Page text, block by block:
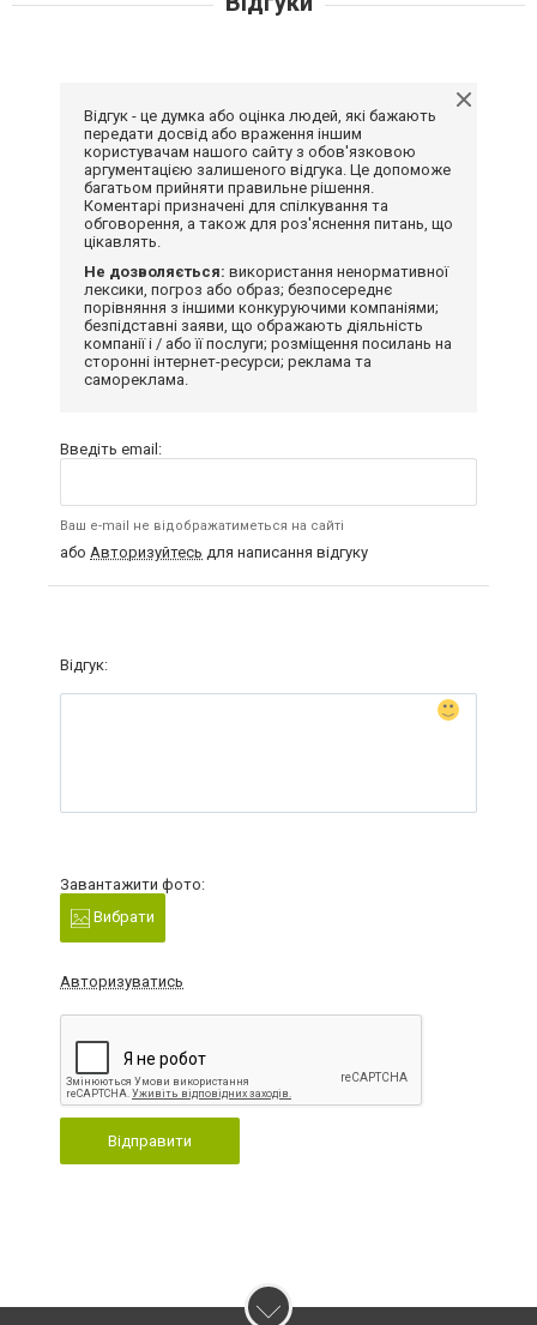
Відгук - це думка або оцінка людей, які бажають
передати досвід або враження іншим
користувачам нашого сайту з обов'язковою
аргументацією залишеного відгука. Це допоможе
багатьом прийняти правильне рішення.
Коментарі призначені для спілкування та
обговорення, а також для роз'яснення питань, що
цікавлять.
Не дозволяється: використання ненормативної
лексики, погроз або образ; безпосереднє
порівняння з іншими конкуруючими компаніями;
безпідставні заяви, що ображають діяльність
компанії і / або її послуги; розміщення посилань на
сторонні інтернет-ресурси; реклама та
самореклама.
Введіть email:
Ваш e-mail не відображатиметься на сайті
або Авторизуйтесь для написання відгуку
Відгук:
Завантажити фото:
Вибрати
Авторизуватись
Відправити